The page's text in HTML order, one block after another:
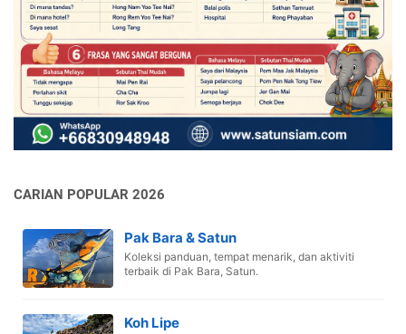
CARIAN POPULAR 2026
Pak Bara & Satun
Koleksi panduan, tempat menarik, dan aktiviti
terbaik di Pak Bara, Satun.
Koh Lipe